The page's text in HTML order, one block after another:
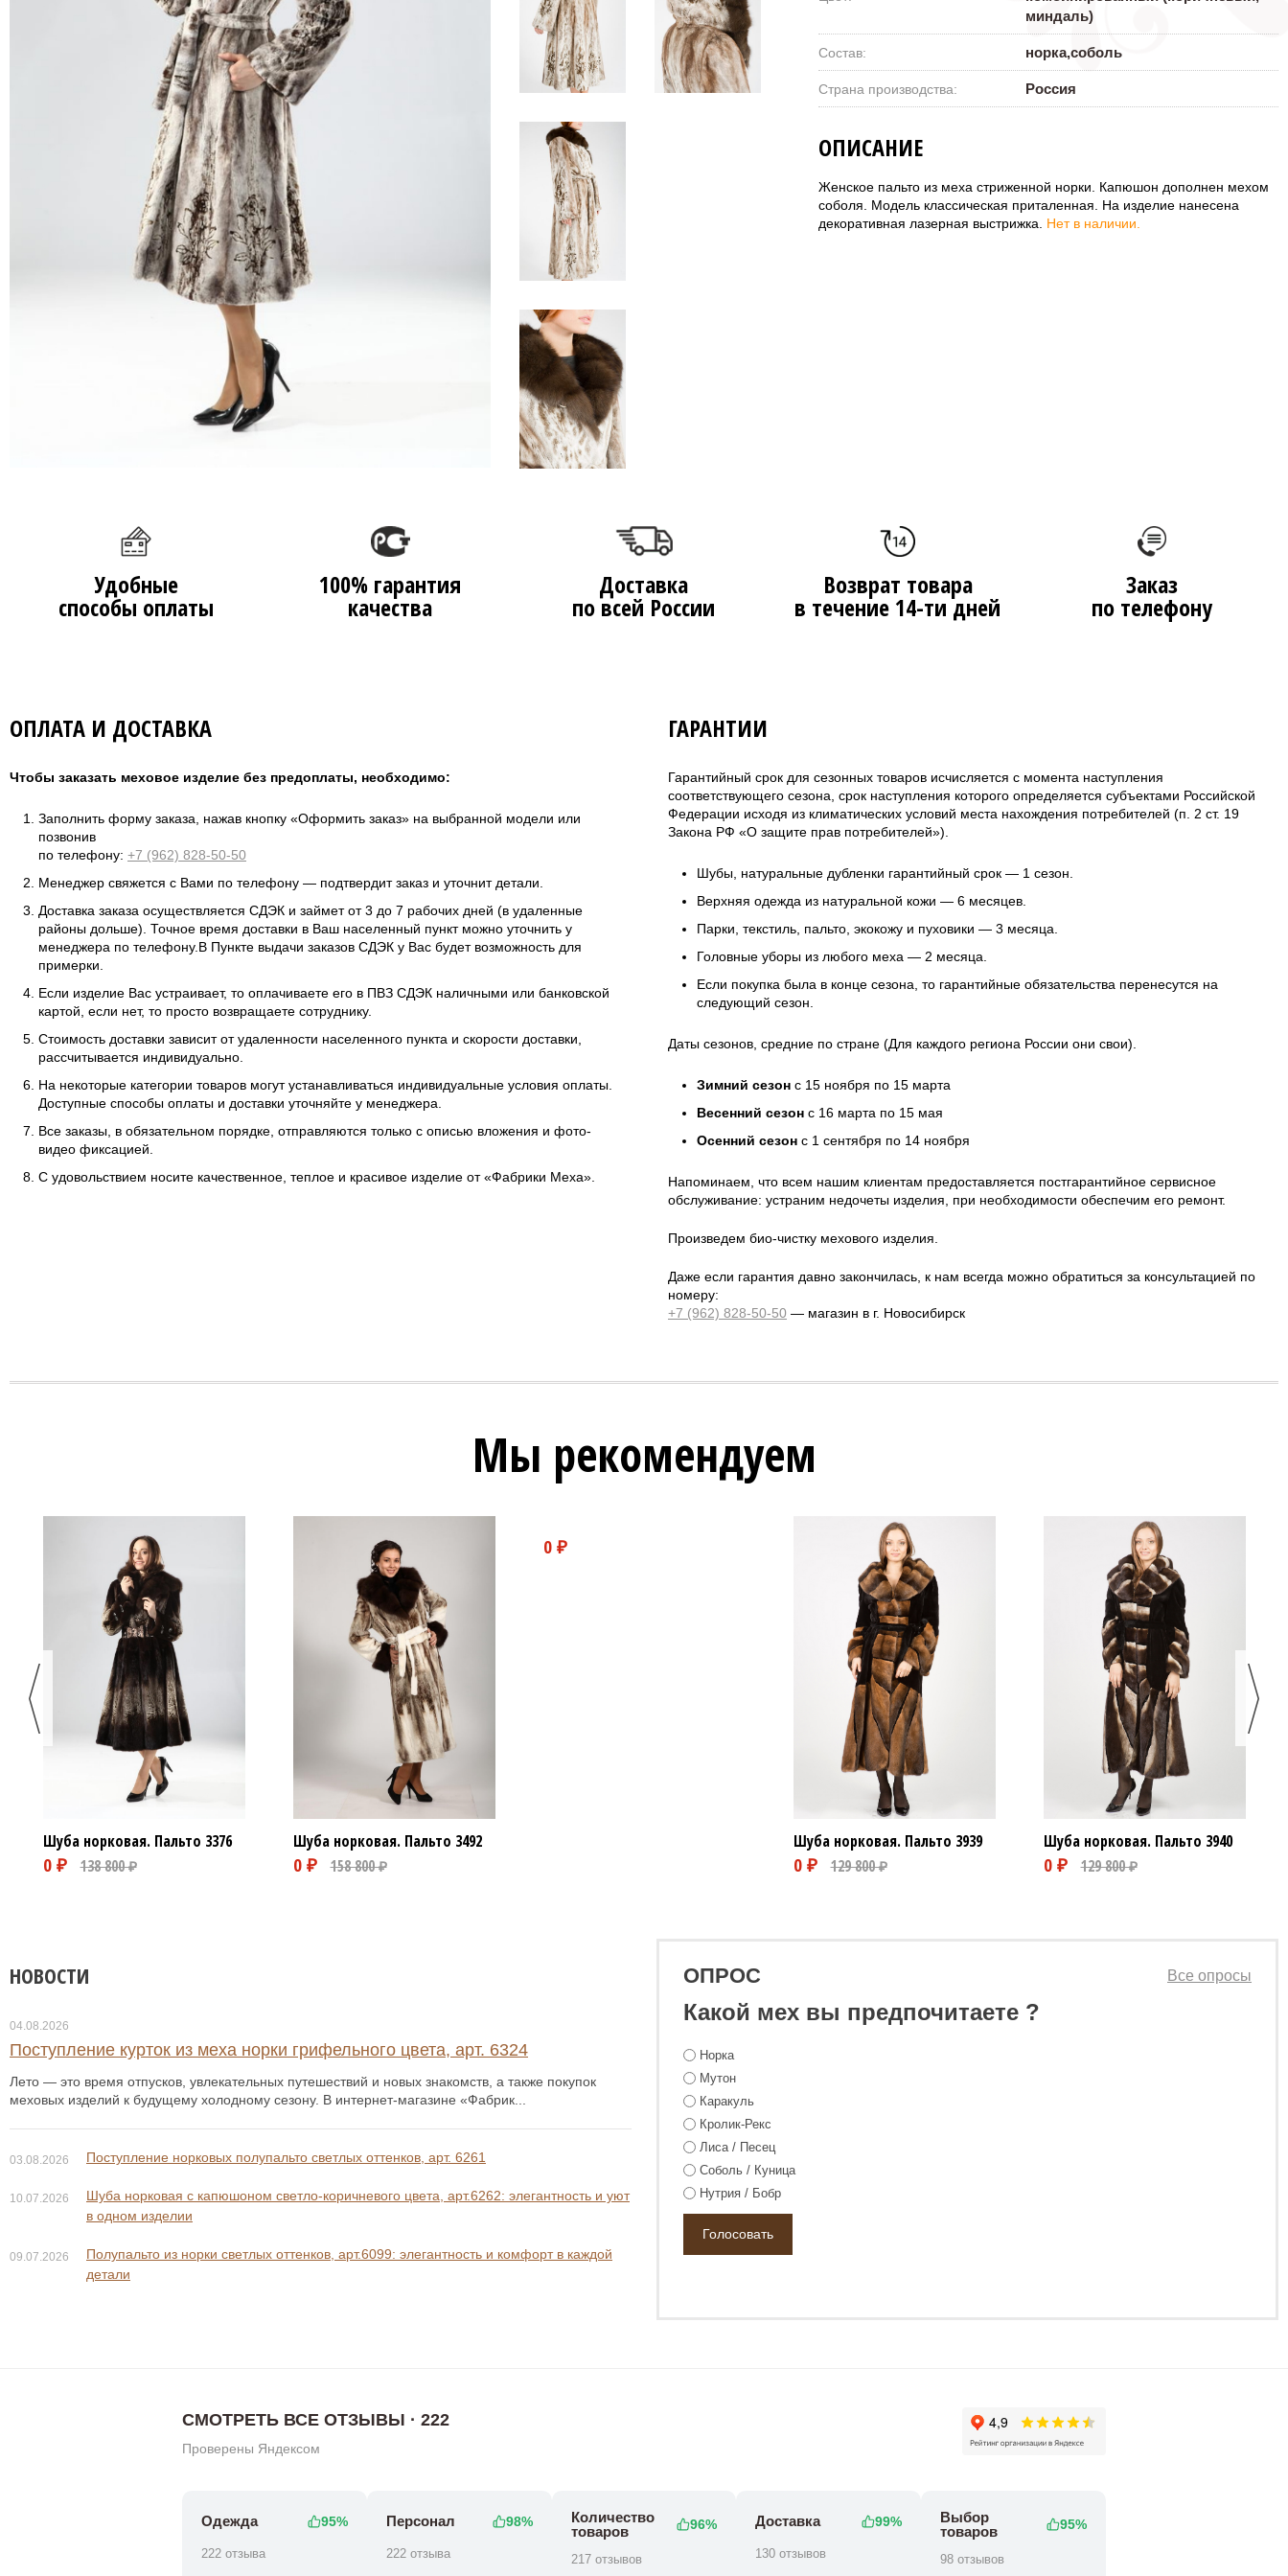
миндаль)
Состав: норка,соболь
Страна производства: Россия
ОПИСАНИЕ
Женское пальто из меха стриженной норки. Капюшон дополнен мехом
соболя. Модель классическая приталенная. На изделие нанесена
декоративная лазерная выстрижка.
Нет в наличии.
Удобные
способы оплаты
100% гарантия
качества
Доставка
по всей России
Возврат товара
в течение 14-ти дней
Заказ
по телефону
ОПЛАТА И ДОСТАВКА
Чтобы заказать меховое изделие без предоплаты, необходимо:
Заполнить форму заказа, нажав кнопку «Оформить заказ» на выбранной модели или
позвонив
по телефону: +7 (962) 828-50-50
Менеджер свяжется с Вами по телефону — подтвердит заказ и уточнит детали.
Доставка заказа осуществляется СДЭК и займет от 3 до 7 рабочих дней (в удаленные
районы дольше). Точное время доставки в Ваш населенный пункт можно уточнить у
менеджера по телефону.В Пункте выдачи заказов СДЭК у Вас будет возможность для
примерки.
Если изделие Вас устраивает, то оплачиваете его в ПВЗ СДЭК наличными или банковской
картой, если нет, то просто возвращаете сотруднику.
Стоимость доставки зависит от удаленности населенного пункта и скорости доставки,
рассчитывается индивидуально.
На некоторые категории товаров могут устанавливаться индивидуальные условия оплаты.
Доступные способы оплаты и доставки уточняйте у менеджера.
Все заказы, в обязательном порядке, отправляются только с описью вложения и фото-
видео фиксацией.
С удовольствием носите качественное, теплое и красивое изделие от «Фабрики Меха».
ГАРАНТИИ
Гарантийный срок для сезонных товаров исчисляется с момента наступления
соответствующего сезона, срок наступления которого определяется субъектами Российской
Федерации исходя из климатических условий места нахождения потребителей (п. 2 ст. 19
Закона РФ «О защите прав потребителей»).
Шубы, натуральные дубленки гарантийный срок — 1 сезон.
Верхняя одежда из натуральной кожи — 6 месяцев.
Парки, текстиль, пальто, экокожу и пуховики — 3 месяца.
Головные уборы из любого меха — 2 месяца.
Если покупка была в конце сезона, то гарантийные обязательства перенесутся на
следующий сезон.
Даты сезонов, средние по стране (Для каждого региона России они свои).
Зимний сезон с 15 ноября по 15 марта
Весенний сезон с 16 марта по 15 мая
Осенний сезон с 1 сентября по 14 ноября
Напоминаем, что всем нашим клиентам предоставляется постгарантийное сервисное
обслуживание: устраним недочеты изделия, при необходимости обеспечим его ремонт.
Произведем био-чистку мехового изделия.
Даже если гарантия давно закончилась, к нам всегда можно обратиться за консультацией по
номеру:
+7 (962) 828-50-50 — магазин в г. Новосибирск
Мы рекомендуем
Шуба норковая. Пальто 3376
0 ₽ 138 800 ₽
Шуба норковая. Пальто 3492
0 ₽
Шуба норковая. Пальто 3939 Шуба норковая. Пальто 3940
НОВОСТИ
04.08.2026
Поступление курток из меха норки грифельного цвета, арт. 6324
Лето — это время отпусков, увлекательных путешествий и новых знакомств, а также покупок
меховых изделий к будущему холодному сезону. В интернет-магазине «Фабрик...
03.08.2026 Поступление норковых полупальто светлых оттенков, арт. 6261
10.07.2026
Шуба норковая с капюшоном светло-коричневого цвета, арт.6262: элегантность и уют
в одном изделии
09.07.2026
Полупальто из норки светлых оттенков, арт.6099: элегантность и комфорт в каждой
детали
ОПРОС
Какой мех вы предпочитаете ?
Все опросы
Норка
Мутон
Каракуль
Кролик-Рекс
Лиса / Песец
Соболь / Куница
Нутрия / Бобр
СМОТРЕТЬ ВСЕ ОТЗЫВЫ · 222
Проверены Яндексом
Одежда 95%
222 отзыва
Персонал 98%
222 отзыва
Количество
товаров
96%
217 отзывов
Доставка 99%
130 отзывов
Выбор
товаров
95%
98 отзывов